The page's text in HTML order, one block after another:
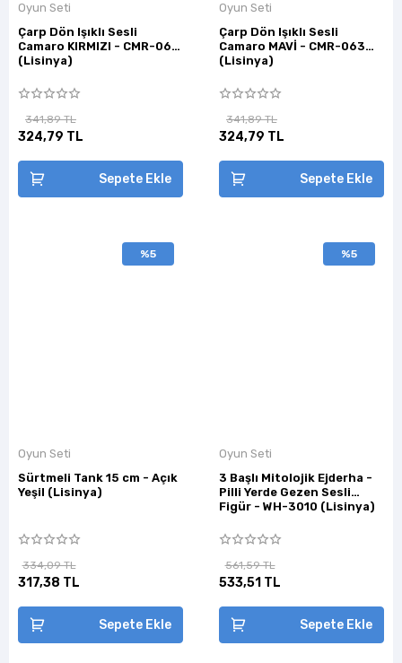
Oyun Seti
Çarp Dön Işıklı Sesli
Camaro KIRMIZI - CMR-063
(Lisinya)
341,89 TL
324,79 TL
Sepete Ekle
Oyun Seti
Çarp Dön Işıklı Sesli
Camaro MAVİ - CMR-063
(Lisinya)
341,89 TL
324,79 TL
Sepete Ekle
%5
Oyun Seti
Sürtmeli Tank 15 cm - Açık
Yeşil (Lisinya)
334,09 TL
317,38 TL
Sepete Ekle
%5
Oyun Seti
3 Başlı Mitolojik Ejderha -
Pilli Yerde Gezen Sesli
Figür - WH-3010 (Lisinya)
561,59 TL
533,51 TL
Sepete Ekle